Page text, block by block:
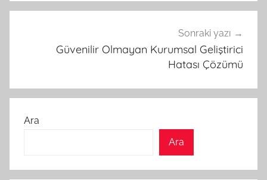
Sonraki yazı
Güvenilir Olmayan Kurumsal Geliştirici
Hatası Çözümü
Ara
Ara